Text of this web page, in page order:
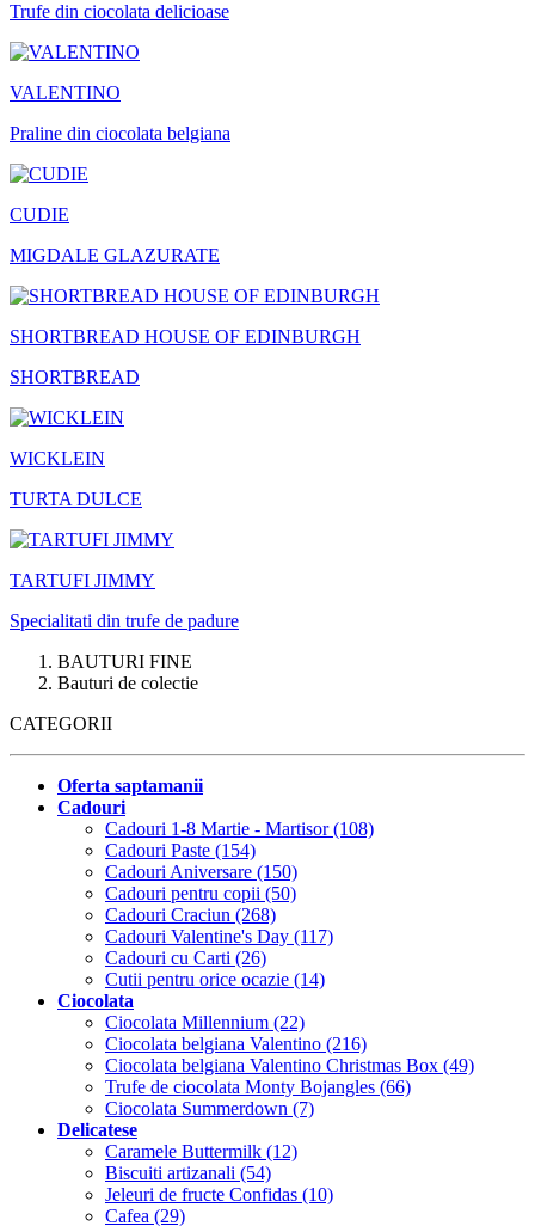
Trufe din ciocolata delicioase
VALENTINO
Praline din ciocolata belgiana
CUDIE
MIGDALE GLAZURATE
SHORTBREAD HOUSE OF EDINBURGH
SHORTBREAD
WICKLEIN
TURTA DULCE
TARTUFI JIMMY
Specialitati din trufe de padure
BAUTURI FINE
Bauturi de colectie
CATEGORII
Oferta saptamanii
Cadouri
Cadouri 1-8 Martie - Martisor (108)
Cadouri Paste (154)
Cadouri Aniversare (150)
Cadouri pentru copii (50)
Cadouri Craciun (268)
Cadouri Valentine's Day (117)
Cadouri cu Carti (26)
Cutii pentru orice ocazie (14)
Ciocolata
Ciocolata Millennium (22)
Ciocolata belgiana Valentino (216)
Ciocolata belgiana Valentino Christmas Box (49)
Trufe de ciocolata Monty Bojangles (66)
Ciocolata Summerdown (7)
Delicatese
Caramele Buttermilk (12)
Biscuiti artizanali (54)
Jeleuri de fructe Confidas (10)
Cafea (29)